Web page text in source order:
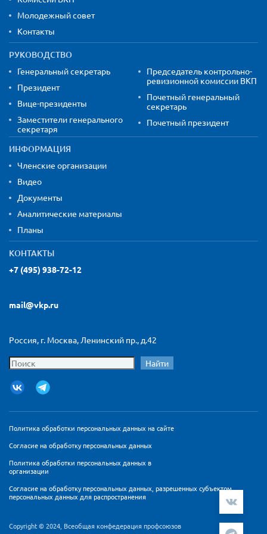
Молодежный совет
Контакты
РУКОВОДСТВО
Генеральный секретарь
Президент
Вице-президенты
Заместители генерального
секретаря
Председатель контрольно-
ревизионной комиссии ВКП
Почетный генеральный
секретарь
Почетный президент
ИНФОРМАЦИЯ
Членские организации
Видео
Документы
Аналитические материалы
Планы
КОНТАКТЫ
+7 (495) 938-72-12
mail@vkp.ru
Россия, г. Москва, Ленинский пр., д.42
Найти
Политика обработки персональных данных на сайте
Согласие на обработку персональных данных
Политика обработки персональных данных в
организации
Согласие на обработку персональных данных, разрешенных субъектом
персональных данных для распространения
Copyright © 2024, Всеобщая конфедерация профсоюзов